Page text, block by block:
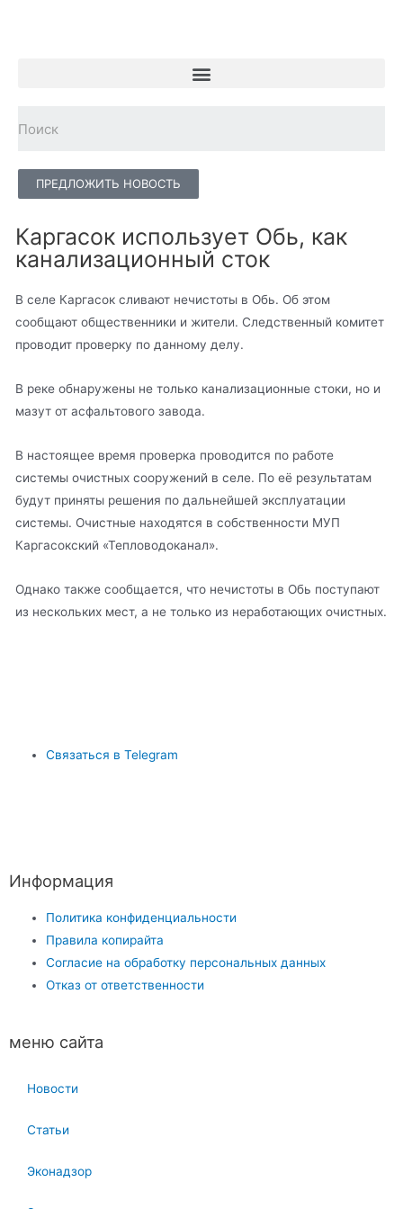
ПРЕДЛОЖИТЬ НОВОСТЬ
Каргасок использует Обь, как
канализационный сток
В селе Каргасок сливают нечистоты в Обь. Об этом
сообщают общественники и жители. Следственный комитет
проводит проверку по данному делу.
В реке обнаружены не только канализационные стоки, но и
мазут от асфальтового завода.
В настоящее время проверка проводится по работе
системы очистных сооружений в селе. По её результатам
будут приняты решения по дальнейшей эксплуатации
системы. Очистные находятся в собственности МУП
Каргасокский «Тепловодоканал».
Однако также сообщается, что нечистоты в Обь поступают
из нескольких мест, а не только из неработающих очистных.
Связаться в Telegram
Информация
Политика конфиденциальности
Правила копирайта
Согласие на обработку персональных данных
Отказ от ответственности
меню сайта
Новости
Статьи
Эконадзор